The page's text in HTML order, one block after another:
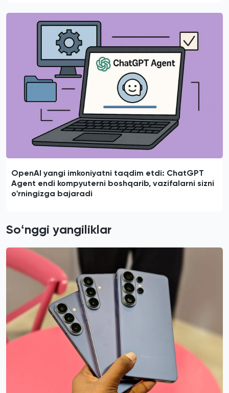
OpenAI yangi imkoniyatni taqdim etdi: ChatGPT
Agent endi kompyuterni boshqarib, vazifalarni sizni
o'rningizga bajaradi
Soʻnggi yangiliklar